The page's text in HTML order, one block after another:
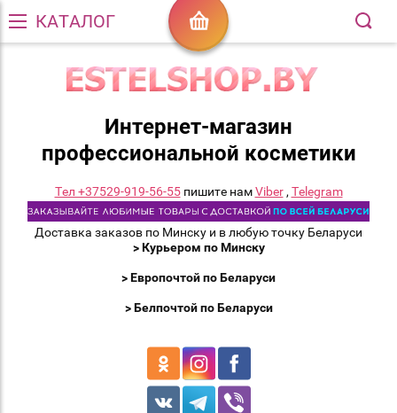
КАТАЛОГ
Интернет-магазин
профессиональной косметики
Тел +37529-919-56-55пишите намViber, Telegram
Доставка заказов по Минску и в любую точку Беларуси
> Курьером по Минску
> Европочтой по Беларуси
> Белпочтой по Беларуси